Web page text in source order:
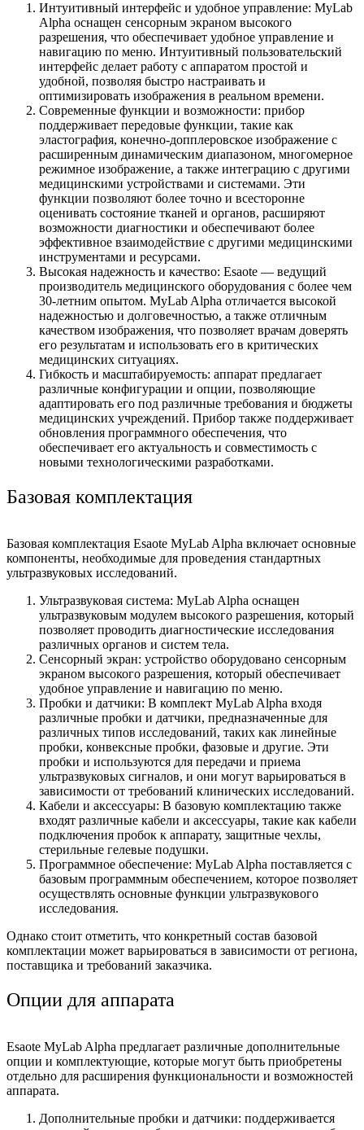
Интуитивный интерфейс и удобное управление: MyLab
Alpha оснащен сенсорным экраном высокого
разрешения, что обеспечивает удобное управление и
навигацию по меню. Интуитивный пользовательский
интерфейс делает работу с аппаратом простой и
удобной, позволяя быстро настраивать и
оптимизировать изображения в реальном времени.
Современные функции и возможности: прибор
поддерживает передовые функции, такие как
эластография, конечно-допплеровское изображение с
расширенным динамическим диапазоном, многомерное
режимное изображение, а также интеграцию с другими
медицинскими устройствами и системами. Эти
функции позволяют более точно и всесторонне
оценивать состояние тканей и органов, расширяют
возможности диагностики и обеспечивают более
эффективное взаимодействие с другими медицинскими
инструментами и ресурсами.
Высокая надежность и качество: Esaote — ведущий
производитель медицинского оборудования с более чем
30-летним опытом. MyLab Alpha отличается высокой
надежностью и долговечностью, а также отличным
качеством изображения, что позволяет врачам доверять
его результатам и использовать его в критических
медицинских ситуациях.
Гибкость и масштабируемость: аппарат предлагает
различные конфигурации и опции, позволяющие
адаптировать его под различные требования и бюджеты
медицинских учреждений. Прибор также поддерживает
обновления программного обеспечения, что
обеспечивает его актуальность и совместимость с
новыми технологическими разработками.
Базовая комплектация
Базовая комплектация Esaote MyLab Alpha включает основные
компоненты, необходимые для проведения стандартных
ультразвуковых исследований.
Ультразвуковая система: MyLab Alpha оснащен
ультразвуковым модулем высокого разрешения, который
позволяет проводить диагностические исследования
различных органов и систем тела.
Сенсорный экран: устройство оборудовано сенсорным
экраном высокого разрешения, который обеспечивает
удобное управление и навигацию по меню.
Пробки и датчики: В комплект MyLab Alpha входя
различные пробки и датчики, предназначенные для
различных типов исследований, таких как линейные
пробки, конвексные пробки, фазовые и другие. Эти
пробки и используются для передачи и приема
ультразвуковых сигналов, и они могут варьироваться в
зависимости от требований клинических исследований.
Кабели и аксессуары: В базовую комплектацию также
входят различные кабели и аксессуары, такие как кабели
подключения пробок к аппарату, защитные чехлы,
стерильные гелевые подушки.
Программное обеспечение: MyLab Alpha поставляется с
базовым программным обеспечением, которое позволяет
осуществлять основные функции ультразвукового
исследования.
Однако стоит отметить, что конкретный состав базовой
комплектации может варьироваться в зависимости от региона,
поставщика и требований заказчика.
Опции для аппарата
Esaote MyLab Alpha предлагает различные дополнительные
опции и комплектующие, которые могут быть приобретены
отдельно для расширения функциональности и возможностей
аппарата.
Дополнительные пробки и датчики: поддерживается